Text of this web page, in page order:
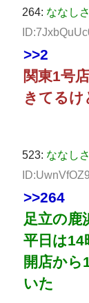
264: ななし
>>2
関東1号
きてる
523: ななし
>>264
足立の鹿
平日は14
開店から
いた